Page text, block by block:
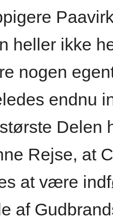
heller ikke
nogen
endnu
Delen
Rejse, at
at være
af